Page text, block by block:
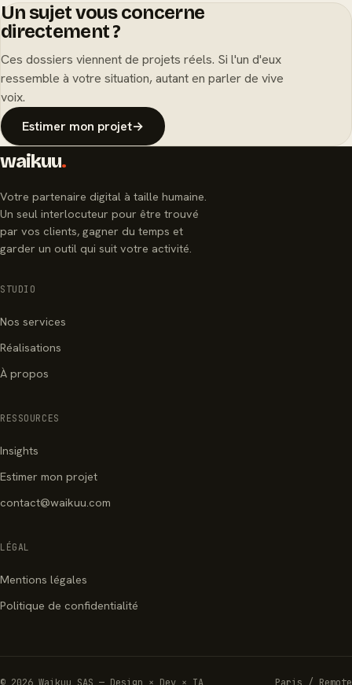
Un sujet vous concerne
directement ?
Ces dossiers viennent de projets réels. Si l'un d'eux
ressemble à votre situation, autant en parler de vive
voix.
Estimer mon projet→
waikuu.
Votre partenaire digital à taille humaine.
Un seul interlocuteur pour être trouvé
par vos clients, gagner du temps et
garder un outil qui suit votre activité.
STUDIO
Nos services
Réalisations
À propos
RESSOURCES
Insights
Estimer mon projet
contact@waikuu.com
LÉGAL
Mentions légales
Politique de confidentialité